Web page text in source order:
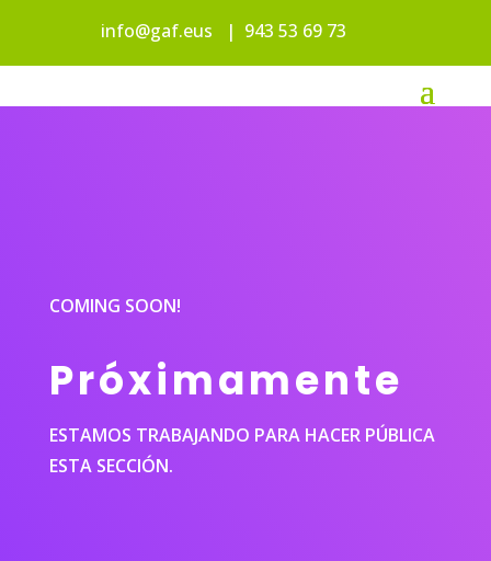
info@gaf.eus | 943 53 69 73
COMING SOON!
Próximamente
ESTAMOS TRABAJANDO PARA HACER PÚBLICA
ESTA SECCIÓN.